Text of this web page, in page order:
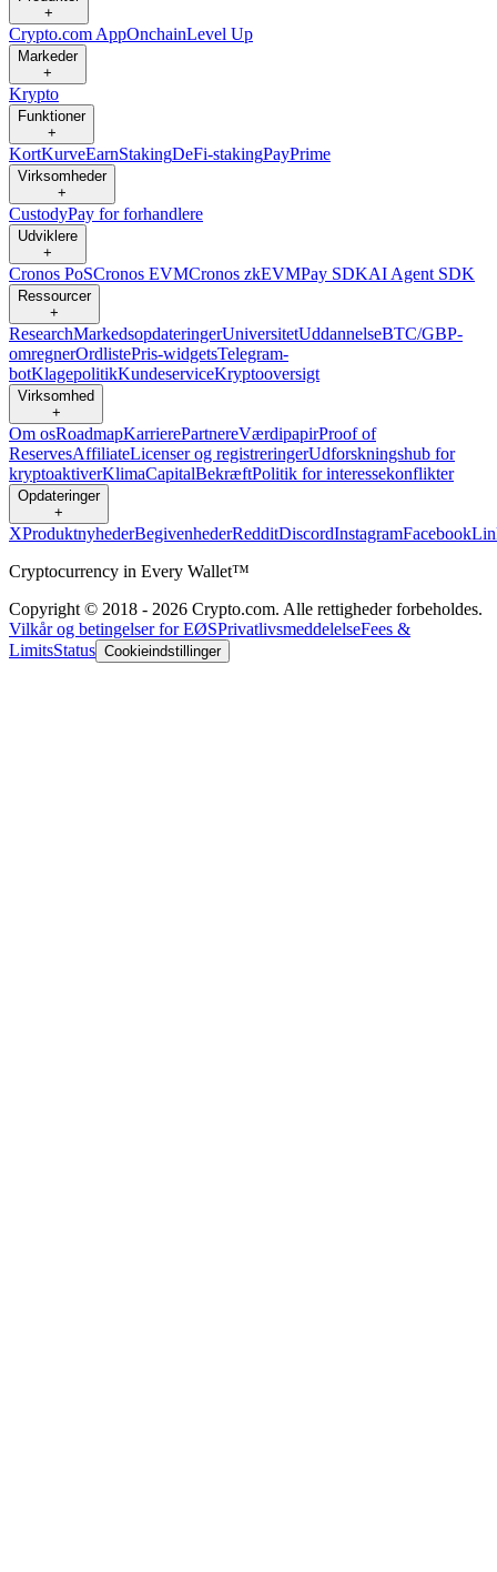
+
Crypto.com AppOnchainLevel Up
Markeder
+
Krypto
Funktioner
+
KortKurveEarnStakingDeFi-stakingPayPrime
Virksomheder
+
CustodyPay for forhandlere
Udviklere
+
Cronos PoSCronos EVMCronos zkEVMPay SDKAI Agent SDK
Ressourcer
+
ResearchMarkedsopdateringerUniversitetUddannelseBTC/GBP-
omregnerOrdlistePris-widgetsTelegram-
botKlagepolitikKundeserviceKryptooversigt
Virksomhed
+
Om osRoadmapKarrierePartnereVærdipapirProof of
ReservesAffiliateLicenser og registreringerUdforskningshub for
kryptoaktiverKlimaCapitalBekræftPolitik for interessekonflikter
Opdateringer
+
XProduktnyhederBegivenhederRedditDiscordInstagramFacebook
Cryptocurrency in Every Wallet™
Copyright © 2018 - 2026 Crypto.com. Alle rettigheder forbeholdes.
Vilkår og betingelser for EØSPrivatlivsmeddelelseFees &
LimitsStatus Cookieindstillinger